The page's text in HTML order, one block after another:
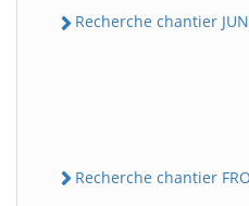
Recherche chantier
Recherche chantier